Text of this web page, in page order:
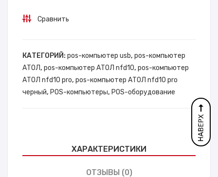
Сравнить
КАТЕГОРИЙ: pos-компьютер usb, pos-компьютер
АТОЛ, pos-компьютер АТОЛ nfd10, pos-компьютер
АТОЛ nfd10 pro, pos-компьютер АТОЛ nfd10 pro
черный, POS-компьютеры, POS-оборудование
ХАРАКТЕРИСТИКИ
ОТЗЫВЫ (0)